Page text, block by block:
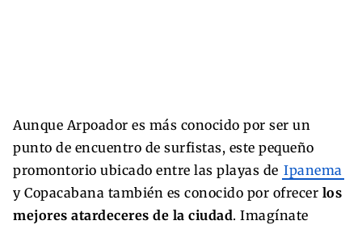
Aunque Arpoador es más conocido por ser un
punto de encuentro de surfistas, este pequeño
promontorio ubicado entre las playas de Ipanema
y Copacabana también es conocido por ofrecer los
mejores atardeceres de la ciudad. Imagínate